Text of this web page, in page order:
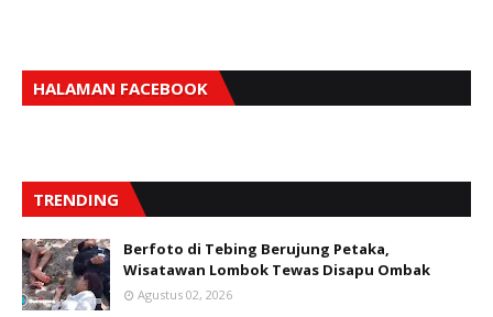
HALAMAN FACEBOOK
TRENDING
Berfoto di Tebing Berujung Petaka,
Wisatawan Lombok Tewas Disapu Ombak
Agustus 02, 2026